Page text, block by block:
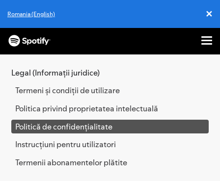
Romania (English)
✕
CONȚINUT
Legal (Informații juridice)
Termeni și condiții de utilizare
Politica privind proprietatea intelectuală
Politică de confidențialitate
Instrucțiuni pentru utilizatori
Termenii abonamentelor plătite